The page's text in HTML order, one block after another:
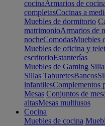
cocinaArmarios de
completasCocinas a
Muebles de dormitorio
matrimonioArmarios de
nocheComodasMuebles
Muebles de oficina y
escritorioEstanterías
Muebles de Gaming
Sillas TaburetesBancos
infantilesComplementos
Mesas Conjuntos de
altasMesas multiusos
Cocina
Muebles de cocina